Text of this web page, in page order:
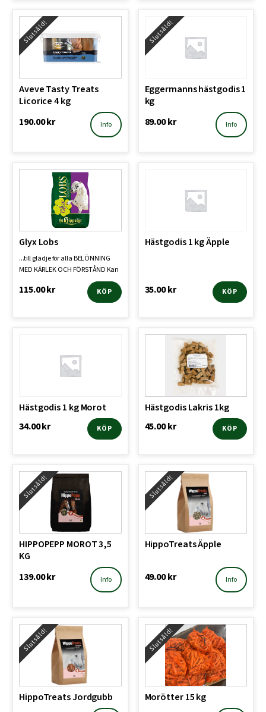
Slutsåld!
Aveve Tasty Treats
Licorice 4 kg
190.00kr Info
Slutsåld!
Eggermanns hästgodis 1
kg
89.00kr Info
Glyx Lobs
...till glädje för alla BELÖNNING
MED KÄRLEK OCH FÖRSTÅND Kan
115.00kr KÖP
Hästgodis 1 kg Äpple
35.00kr KÖP
Hästgodis 1 kg Morot
34.00kr KÖP
Hästgodis Lakris 1kg
45.00kr KÖP
Slutsåld!
HIPPOPEPP MOROT 3,5
KG
139.00kr Info
Slutsåld!
HippoTreats Äpple
49.00kr Info
Slutsåld!
HippoTreats Jordgubb
Slutsåld!
Morötter 15 kg